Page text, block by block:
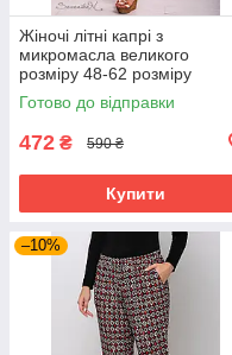
Жіночі літні капрі з
микромасла великого
розміру 48-62 розміру
Готово до відправки
472 ₴ 590 ₴
Купити
–10%